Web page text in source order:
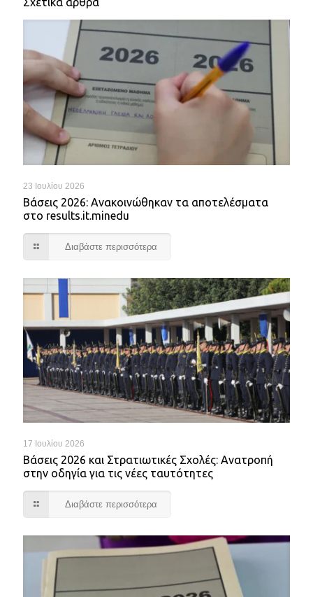
23 Ιουλίου 2026
Βάσεις 2026: Ανακοινώθηκαν τα αποτελέσματα
στο results.it.minedu
Διαβάστε περισσότερα
17 Ιουλίου 2026
Βάσεις 2026 και Στρατιωτικές Σχολές: Ανατροπή
στην οδηγία για τις νέες ταυτότητες
Διαβάστε περισσότερα